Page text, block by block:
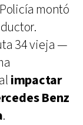
montó
34 vieja —
impactar
Benz
.